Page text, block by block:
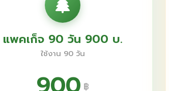
แพคเก็จ 90 วัน 900 บ.
ใช้งาน 90 วัน
฿